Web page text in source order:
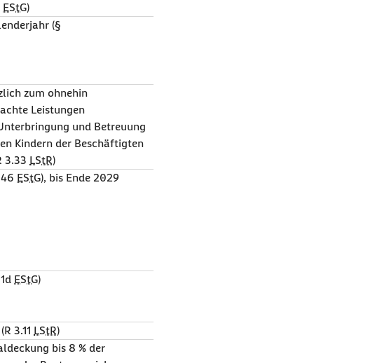
EStG)
(§
zum ohnehin
Leistungen
und Betreuung
Kindern der Beschäftigten
3.33 LStR)
EStG), bis Ende 2029
EStG)
3.11 LStR)
bis 8 % der